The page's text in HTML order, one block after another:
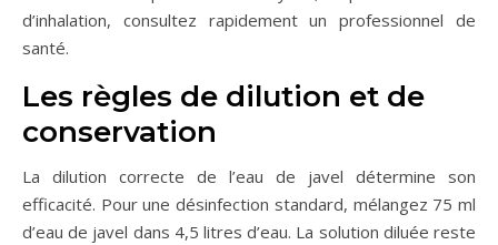
d’inhalation, consultez rapidement un professionnel de
santé.
Les règles de dilution et de
conservation
La dilution correcte de l’eau de javel détermine son
efficacité. Pour une désinfection standard, mélangez 75 ml
d’eau de javel dans 4,5 litres d’eau. La solution diluée reste